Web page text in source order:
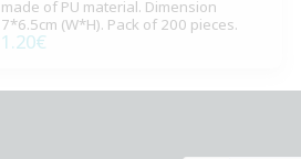
made of PU material. Dimension
7*6.5cm (W*H). Pack of 200 pieces.
1.20€